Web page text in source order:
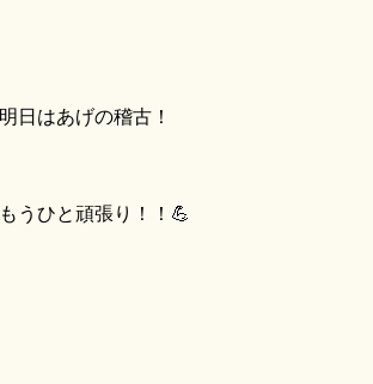
はあげの稽古！
ひと頑張り！！💪